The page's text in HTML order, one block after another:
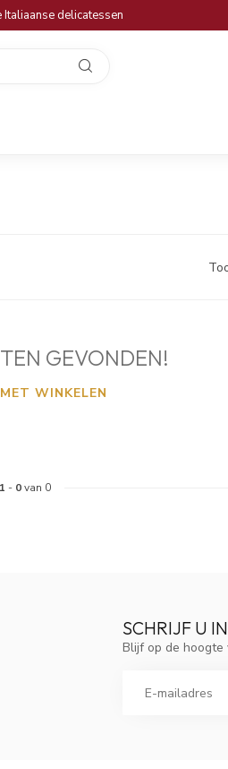
Italiaanse delicatessen
GEVONDEN!
WINKELEN
1 - 0van 0
SCHRIJF U
Blijf op de hoogte